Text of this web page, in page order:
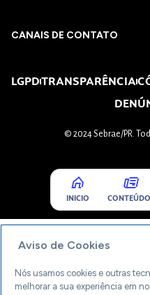
CANAIS DE CONTATO
LGPDTRANSPARÊNCIA
© 2024 Sebrae/PR.
INICIO
Aviso de Cookies
Nós usamos cookies e outras
melhorar a sua experiência em